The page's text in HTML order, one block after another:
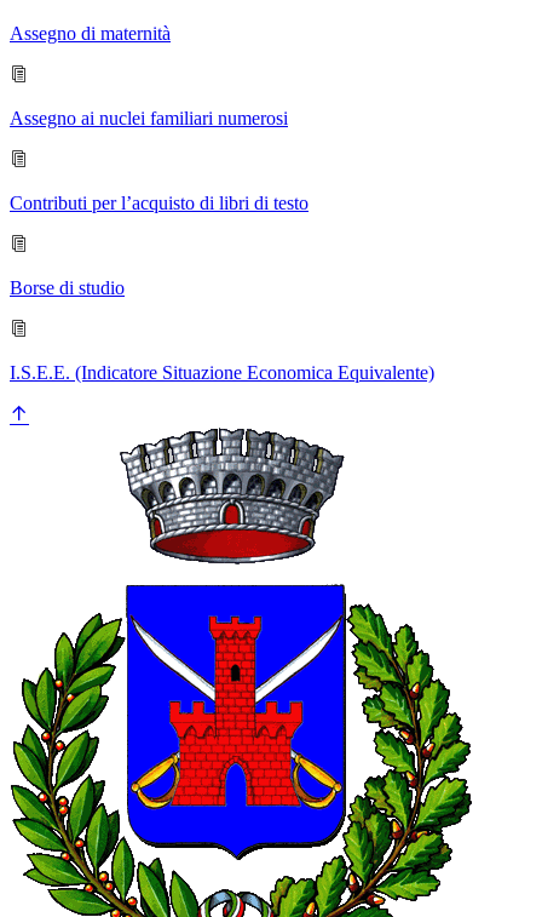
Assegno di maternità
Assegno ai nuclei familiari numerosi
Contributi per l’acquisto di libri di testo
Borse di studio
I.S.E.E. (Indicatore Situazione Economica Equivalente)